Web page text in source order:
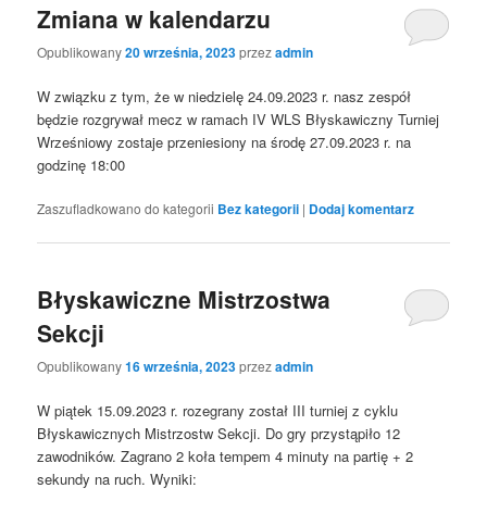
Zmiana w kalendarzu
Opublikowany20 września, 2023przezadmin
W związku z tym, że w niedzielę 24.09.2023 r. nasz zespół
będzie rozgrywał mecz w ramach IV WLS Błyskawiczny Turniej
Wrześniowy zostaje przeniesiony na środę 27.09.2023 r. na
godzinę 18:00
Zaszufladkowano do kategorii Bez kategorii | Dodaj komentarz
Błyskawiczne Mistrzostwa
Sekcji
Opublikowany16 września, 2023przezadmin
W piątek 15.09.2023 r. rozegrany został III turniej z cyklu
Błyskawicznych Mistrzostw Sekcji. Do gry przystąpiło 12
zawodników. Zagrano 2 koła tempem 4 minuty na partię + 2
sekundy na ruch. Wyniki: